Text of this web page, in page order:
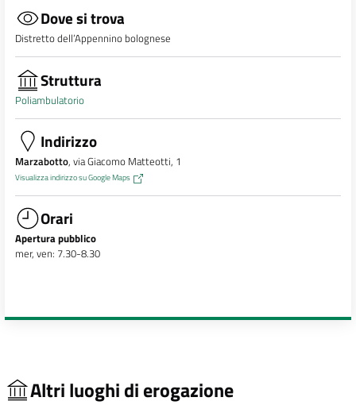
Dove si trova
Distretto dell’Appennino bolognese
Struttura
Poliambulatorio
Indirizzo
Marzabotto, via Giacomo Matteotti, 1
Visualizza indirizzo su Google Maps
Orari
Apertura pubblico
mer, ven: 7.30-8.30
Altri luoghi di erogazione